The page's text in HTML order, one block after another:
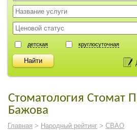
детская круглосуточная
Стоматология Стомат
Бажова
Главная > Народный рейтинг > СВАО